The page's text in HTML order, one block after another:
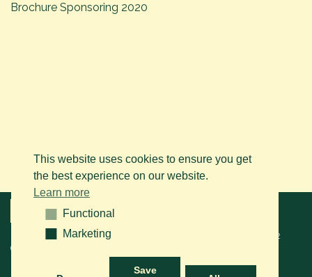
Brochure Sponsoring 2020
Menu
© 2026 BAPS vzw. Tous droits réservés. Contactez-nous sur le
+32
(0)14 61 76 09
This website uses cookies to ensure you get
the best experience on our website.
Learn more
Functional
Functional
MarketingMarketing
Save